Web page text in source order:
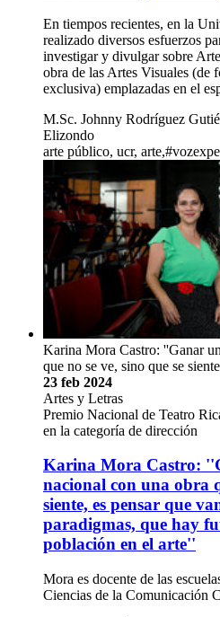
En tiempos recientes, en la
realizado diversos esfuerzos
investigar y divulgar sobre
obra de las Artes Visuales (de
exclusiva) emplazadas en el
M.Sc. Johnny Rodríguez
Elizondo
arte público, ucr,
Karina Mora Castro: ''Ganar
que no se ve, sino que se
23 feb 2024
Artes y Letras
Premio Nacional de Teatro
en la categoría de dirección
Karina Mora Castro:
nacional con una obra
siente, es pensar que
paradigmas, que hay
población en el arte''
Mora es docente de las
Ciencias de la Comunicación